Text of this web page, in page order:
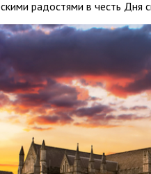
радостями в честь Дня